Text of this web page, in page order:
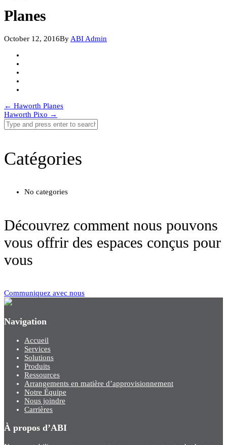
Planes
October 12, 2016By ABI Admin
Post
navigation
← Haworth Planes
Haworth Pixo →
Catégories
No categories
Découvrez comment nous pouvons
vous offrir des espaces conçus pour
vous
Communiquez avec nous
Navigation
Accueil
Services
Solutions
Produits
Ressources
Arrangements en matière d’approvisionnement
Notre Équipe
Nous joindre
Carrières
À propos d’ABI